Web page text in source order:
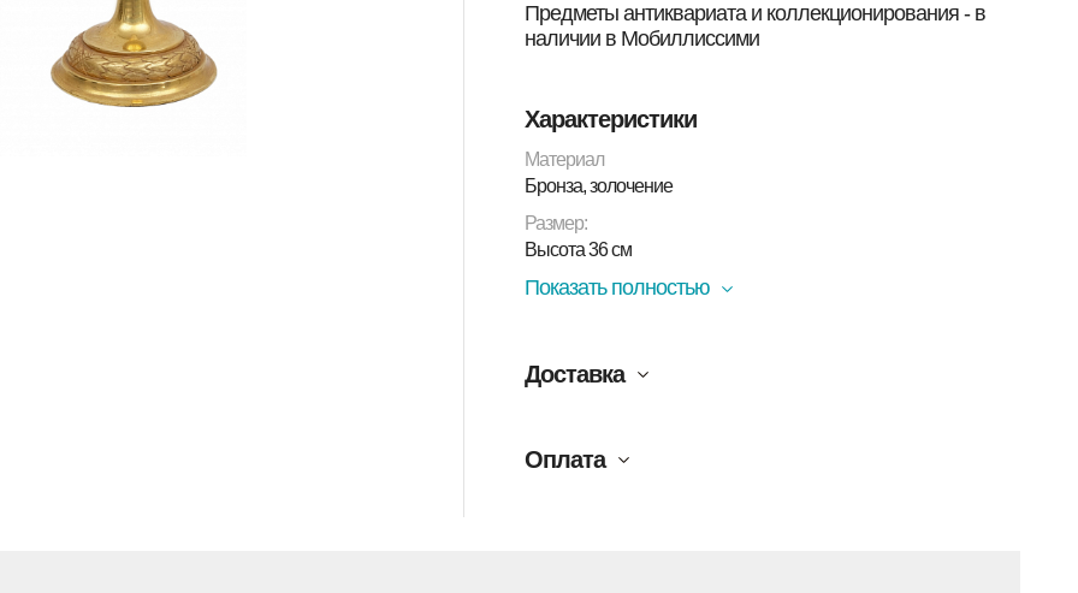
Предметы антиквариата и коллекционирования - в
наличии в Мобиллиссими
Характеристики
Материал
Бронза, золочение
Размер:
Высота 36 см
Показать полностью
Доставка
Оплата